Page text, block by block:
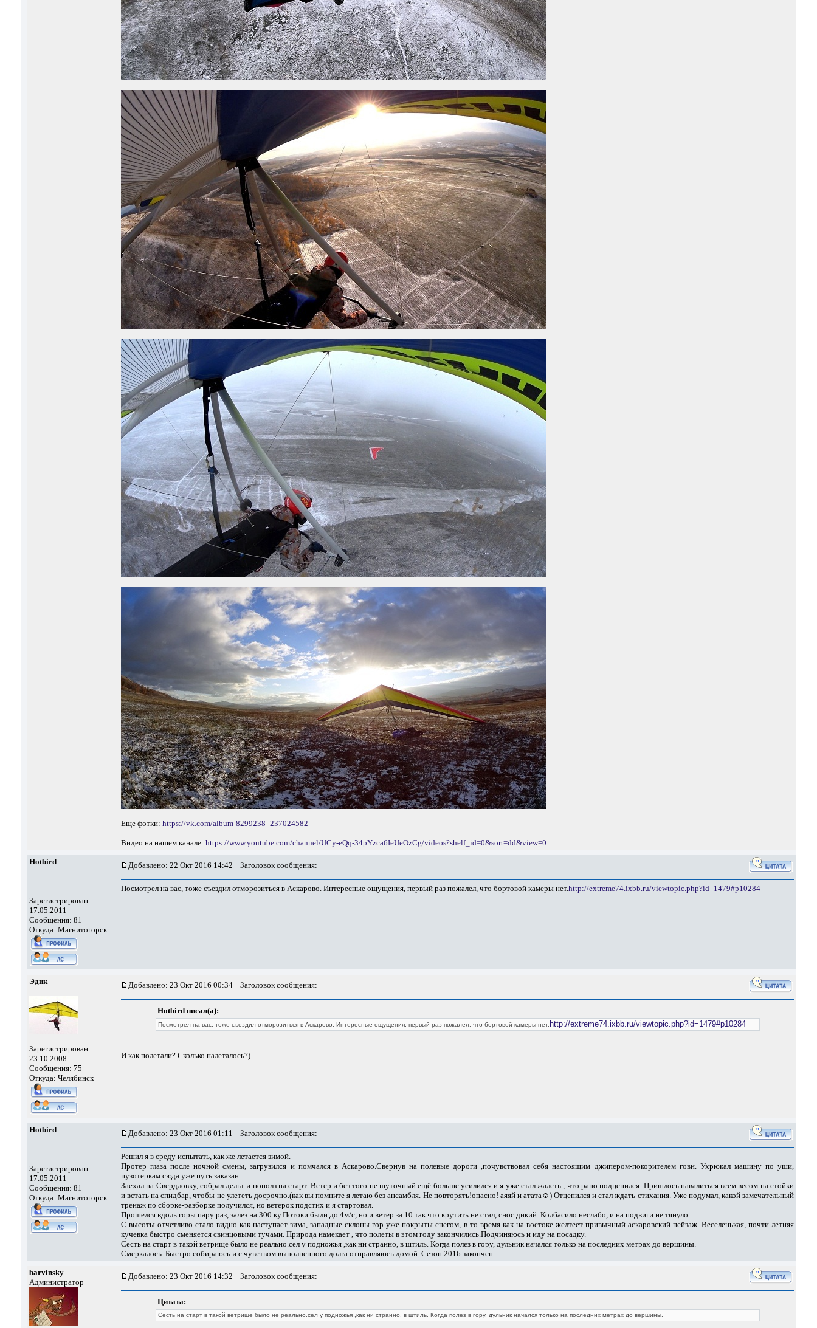
Еще фотки: https://vk.com/album-8299238_237024582
Видео на нашем канале: https://www.youtube.com/channel/UCy-eQq-34pYzca6IeUeOzCg/videos?shelf_id=0&sort=dd&view=0
Hotbird
Зарегистрирован:
17.05.2011
Сообщения: 81
Откуда: Магнитогорск
Добавлено: 22 Окт 2016 14:42 Заголовок сообщения:
Посмотрел на вас, тоже съездил отморозиться в Аскарово. Интересные ощущения, первый раз пожалел, что бортовой камеры нет.http://extreme74.ixbb.ru/viewtopic.php?id=1479#p10284
Эдик
Зарегистрирован:
23.10.2008
Сообщения: 75
Откуда: Челябинск
Добавлено: 23 Окт 2016 00:34 Заголовок сообщения:
Hotbird писал(а):
Посмотрел на вас, тоже съездил отморозиться в Аскарово. Интересные ощущения, первый раз пожалел, что бортовой камеры нет. http://extreme74.ixbb.ru/viewtopic.php?id=1479#p10284
И как полетали? Сколько налеталось?)
Hotbird
Зарегистрирован:
17.05.2011
Сообщения: 81
Откуда: Магнитогорск
Добавлено: 23 Окт 2016 01:11 Заголовок сообщения:
Решил я в среду испытать, как же летается зимой.
Протер глаза после ночной смены, загрузился и помчался в Аскарово.Свернув на полевые дороги ,почувствовал себя настоящим джипером-покорителем говн. Ухрюкал машину по уши,
пузотеркам сюда уже путь заказан.
Заехал на Свердловку, собрал дельт и пополз на старт. Ветер и без того не шуточный ещё больше усилился и я уже стал жалеть , что рано подцепился. Пришлось навалиться всем весом на стойки
и встать на спидбар, чтобы не улететь досрочно.(как вы помните я летаю без ансамбля. Не повторять!опасно! аяяй и атата☺) Отцепился и стал ждать стихания. Уже подумал, какой замечательный
тренаж по сборке-разборке получился, но ветерок подстих и я стартовал.
Прошелся вдоль горы пару раз, залез на 300 ку.Потоки были до 4м/с, но и ветер за 10 так что крутить не стал, снос дикий. Колбасило неслабо, и на подвиги не тянуло.
С высоты отчетливо стало видно как наступает зима, западные склоны гор уже покрыты снегом, в то время как на востоке желтеет привычный аскаровский пейзаж. Веселенькая, почти летняя
кучевка быстро сменяется свинцовыми тучами. Природа намекает , что полеты в этом году закончились.Подчиняюсь и иду на посадку.
Сесть на старт в такой ветрище было не реально.сел у подножья ,как ни странно, в штиль. Когда полез в гору, дульник начался только на последних метрах до вершины.
Смеркалось. Быстро собираюсь и с чувством выполненного долга отправляюсь домой. Сезон 2016 закончен.
barvinsky
Администратор
Добавлено: 23 Окт 2016 14:32 Заголовок сообщения:
Цитата:
Сесть на старт в такой ветрище было не реально.сел у подножья ,как ни странно, в штиль. Когда полез в гору, дульник начался только на последних метрах до вершины.